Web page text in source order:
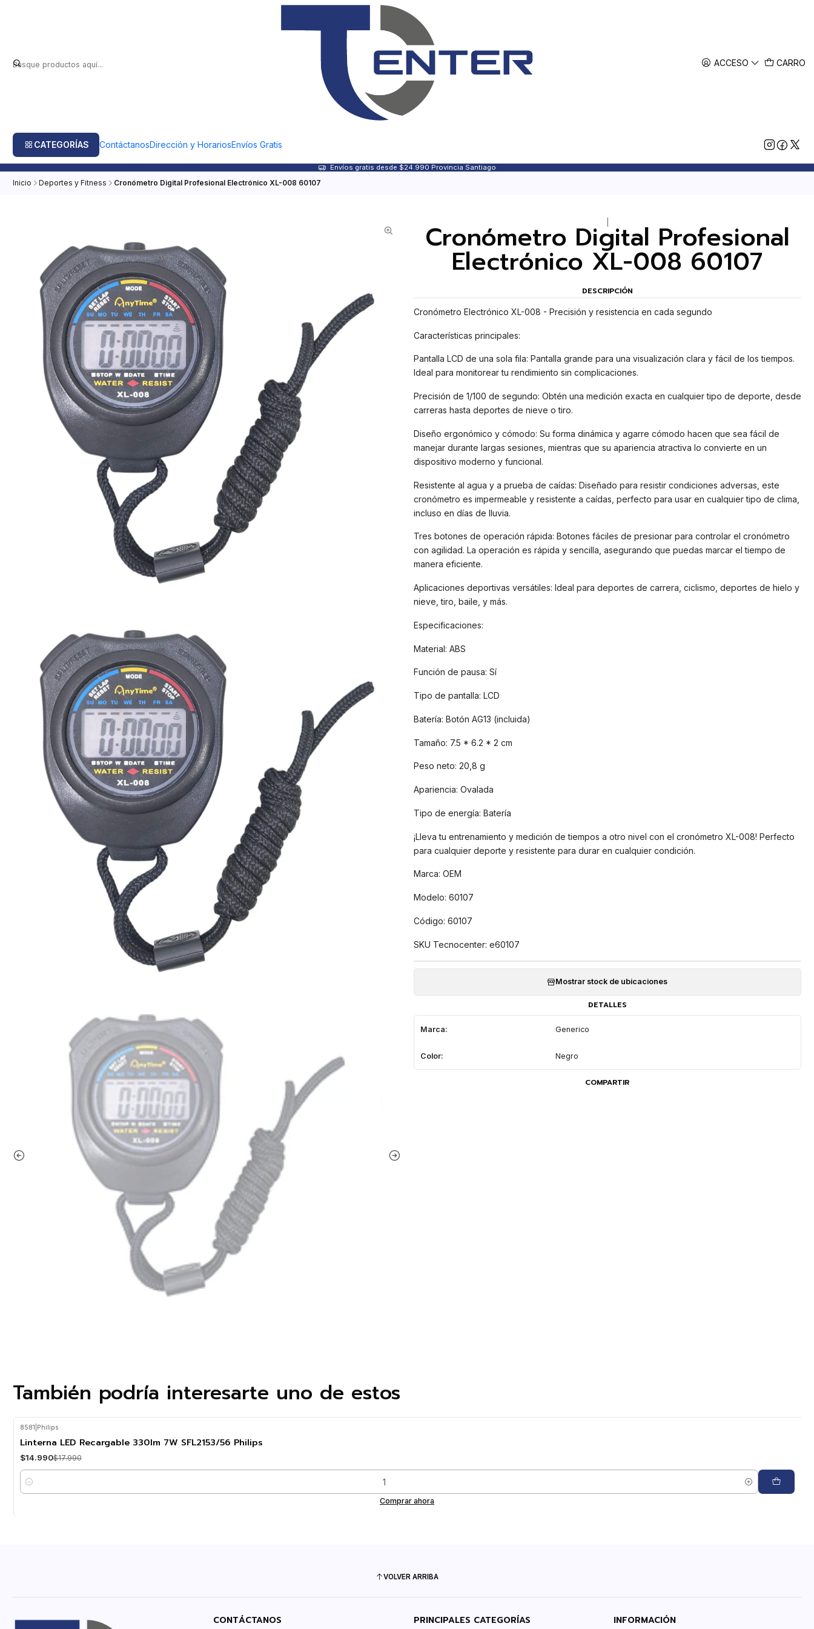
ACCESO CARRO
CATEGORÍAS ContáctanosDirección y HorariosEnvíos Gratis
Envíos gratis desde $24.990 Provincia Santiago
Inicio Deportes y Fitness Cronómetro Digital Profesional Electrónico XL-008 60107
Cronómetro Digital Profesional
Electrónico XL-008 60107
DESCRIPCIÓN
Cronómetro Electrónico XL-008 - Precisión y resistencia en cada segundo
Características principales:
Pantalla LCD de una sola fila: Pantalla grande para una visualización clara y fácil de los tiempos.
Ideal para monitorear tu rendimiento sin complicaciones.
Precisión de 1/100 de segundo: Obtén una medición exacta en cualquier tipo de deporte, desde
carreras hasta deportes de nieve o tiro.
Diseño ergonómico y cómodo: Su forma dinámica y agarre cómodo hacen que sea fácil de
manejar durante largas sesiones, mientras que su apariencia atractiva lo convierte en un
dispositivo moderno y funcional.
Resistente al agua y a prueba de caídas: Diseñado para resistir condiciones adversas, este
cronómetro es impermeable y resistente a caídas, perfecto para usar en cualquier tipo de clima,
incluso en días de lluvia.
Tres botones de operación rápida: Botones fáciles de presionar para controlar el cronómetro
con agilidad. La operación es rápida y sencilla, asegurando que puedas marcar el tiempo de
manera eficiente.
Aplicaciones deportivas versátiles: Ideal para deportes de carrera, ciclismo, deportes de hielo y
nieve, tiro, baile, y más.
Especificaciones:
Material: ABS
Función de pausa: Sí
Tipo de pantalla: LCD
Batería: Botón AG13 (incluida)
Tamaño: 7.5 * 6.2 * 2 cm
Peso neto: 20,8 g
Apariencia: Ovalada
Tipo de energía: Batería
¡Lleva tu entrenamiento y medición de tiempos a otro nivel con el cronómetro XL-008! Perfecto
para cualquier deporte y resistente para durar en cualquier condición.
Marca: OEM
Modelo: 60107
Código: 60107
SKU Tecnocenter: e60107
Mostrar stock de ubicaciones
DETALLES
Marca: Generico
Color: Negro
COMPARTIR
También podría interesarte uno de estos
OFF
8581 Philips
Linterna LED Recargable 330lm 7W SFL2153/56 Philips
$14.990$17.990
Cantidad
Comprar ahora
VOLVER ARRIBA
CONTÁCTANOS PRINCIPALES CATEGORÍAS INFORMACIÓN